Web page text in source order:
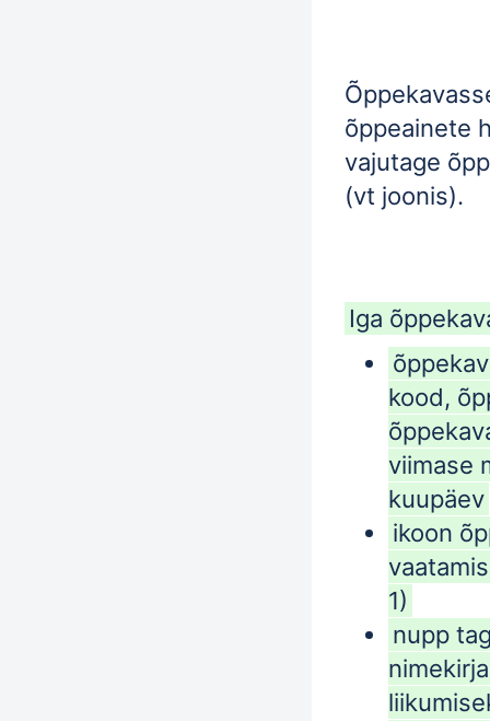
õppeainete
vajutage
(vt joonis).
Iga
kood,
viimase
kuupäev
ikoon
1)
nupp